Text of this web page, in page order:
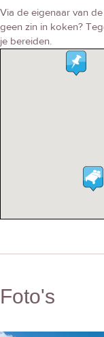
Via de eigenaar van
geen zin in koken?
je bereiden.
Foto's